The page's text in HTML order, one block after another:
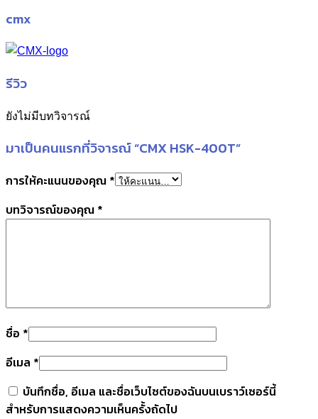
cmx
รีวิว
ยังไม่มีบทวิจารณ์
มาเป็นคนแรกที่วิจารณ์ “CMX HSK-400T”
การให้คะแนนของคุณ *
บทวิจารณ์ของคุณ *
ชื่อ *
อีเมล *
บันทึกชื่อ, อีเมล และชื่อเว็บไซต์ของฉันบนเบราว์เซอร์นี้
สำหรับการแสดงความเห็นครั้งถัดไป